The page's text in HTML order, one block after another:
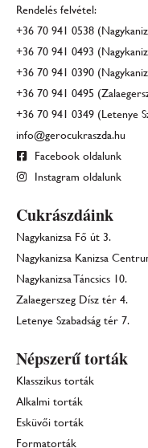
Rendelés felvétel:
+36 70 941 0538
+36 70 941 0493
+36 70 941 0390
+36 70 941 0495
+36 70 941 0349 (Letenye
info@gerocukraszda.hu
Facebook oldalunk
Instagram oldalunk
Cukrászdáink
Nagykanizsa Fő út 3.
Nagykanizsa Kanizsa
Nagykanizsa Táncsics 10.
Zalaegerszeg Dísz tér 4.
Letenye Szabadság tér 7.
Népszerű torták
Klasszikus torták
Alkalmi torták
Esküvői torták
Formatorták